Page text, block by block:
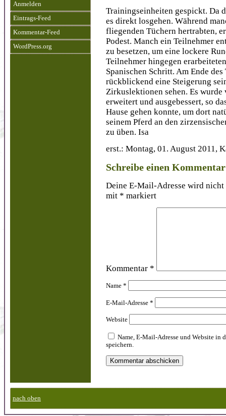
Anmelden
Eintrags-Feed
Kommentar-Feed
WordPress.org
Trainingseinheiten gespickt. Da
es direkt losgehen. Während
fliegenden Tüchern hertrabten,
Podest. Manch ein Teilnehmer
zu besetzen, um eine lockere
Teilnehmer hingegen
Spanischen Schritt. Am Ende
rückblickend eine Steigerung
Zirkuslektionen sehen. Es
erweitert und ausgebessert, so
Hause gehen konnte, um dort
seinem Pferd an den
zu üben. Isa
erst.: Montag, 01. August 2011,
Schreibe einen Kommentar
Deine E-Mail-Adresse wird
mit * markiert
Kommentar *
Name *
E-Mail-Adresse *
Website
Name, E-Mail-Adresse und Website in
speichern.
nach oben